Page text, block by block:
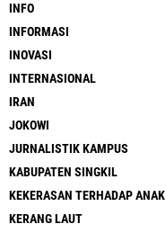
INFO
INFORMASI
INOVASI
INTERNASIONAL
IRAN
JOKOWI
JURNALISTIK KAMPUS
KABUPATEN SINGKIL
KEKERASAN TERHADAP ANAK
KERANG LAUT